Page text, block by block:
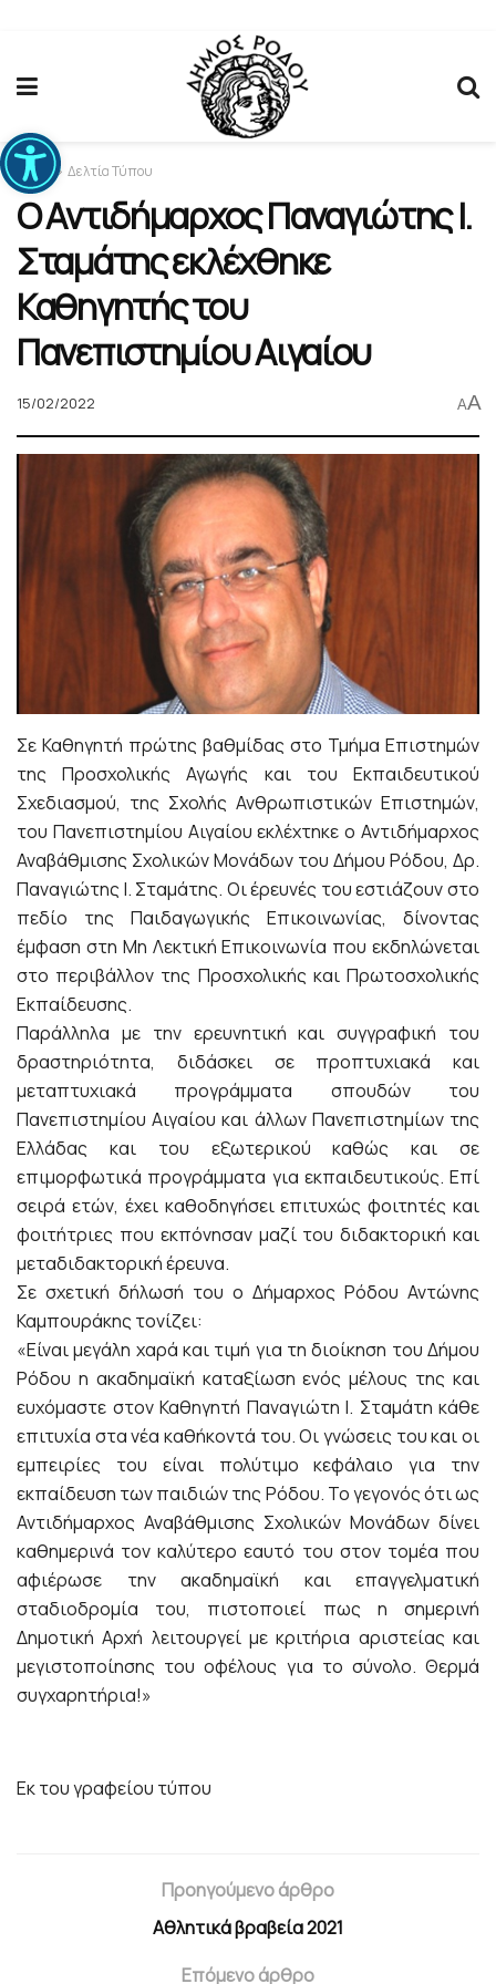
Ανοίξτε τη γραμμή εργαλείων
Home Δελτία Τύπου
Ο Αντιδήμαρχος Παναγιώτης Ι.
Σταμάτης εκλέχθηκε
Καθηγητής του
Πανεπιστημίου Αιγαίου
15/02/2022 AA
Σε Καθηγητή πρώτης βαθμίδας στο Τμήμα Επιστημών
της Προσχολικής Αγωγής και του Εκπαιδευτικού
Σχεδιασμού, της Σχολής Ανθρωπιστικών Επιστημών,
του Πανεπιστημίου Αιγαίου εκλέχτηκε ο Αντιδήμαρχος
Αναβάθμισης Σχολικών Μονάδων του Δήμου Ρόδου, Δρ.
Παναγιώτης Ι. Σταμάτης. Οι έρευνές του εστιάζουν στο
πεδίο της Παιδαγωγικής Επικοινωνίας, δίνοντας
έμφαση στη Μη Λεκτική Επικοινωνία που εκδηλώνεται
στο περιβάλλον της Προσχολικής και Πρωτοσχολικής
Εκπαίδευσης.
Παράλληλα με την ερευνητική και συγγραφική του
δραστηριότητα, διδάσκει σε προπτυχιακά και
μεταπτυχιακά προγράμματα σπουδών του
Πανεπιστημίου Αιγαίου και άλλων Πανεπιστημίων της
Ελλάδας και του εξωτερικού καθώς και σε
επιμορφωτικά προγράμματα για εκπαιδευτικούς. Επί
σειρά ετών, έχει καθοδηγήσει επιτυχώς φοιτητές και
φοιτήτριες που εκπόνησαν μαζί του διδακτορική και
μεταδιδακτορική έρευνα.
Σε σχετική δήλωσή του ο Δήμαρχος Ρόδου Αντώνης
Καμπουράκης τονίζει:
«Είναι μεγάλη χαρά και τιμή για τη διοίκηση του Δήμου
Ρόδου η ακαδημαϊκή καταξίωση ενός μέλους της και
ευχόμαστε στον Καθηγητή Παναγιώτη Ι. Σταμάτη κάθε
επιτυχία στα νέα καθήκοντά του. Οι γνώσεις του και οι
εμπειρίες του είναι πολύτιμο κεφάλαιο για την
εκπαίδευση των παιδιών της Ρόδου. Το γεγονός ότι ως
Αντιδήμαρχος Αναβάθμισης Σχολικών Μονάδων δίνει
καθημερινά τον καλύτερο εαυτό του στον τομέα που
αφιέρωσε την ακαδημαϊκή και επαγγελματική
σταδιοδρομία του, πιστοποιεί πως η σημερινή
Δημοτική Αρχή λειτουργεί με κριτήρια αριστείας και
μεγιστοποίησης του οφέλους για το σύνολο. Θερμά
συγχαρητήρια!»
Εκ του γραφείου τύπου
Προηγούμενο άρθρο
Αθλητικά βραβεία 2021
Επόμενο άρθρο